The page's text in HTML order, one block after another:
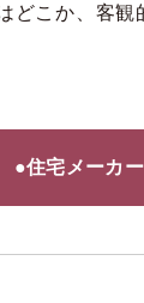
どこか、客観
●住宅メーカ